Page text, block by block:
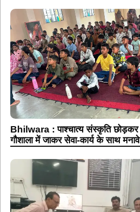
Bhilwara : पाश्चात्य संस्कृति छोड़कर
गौशाला में जाकर सेवा-कार्य के साथ मनावे